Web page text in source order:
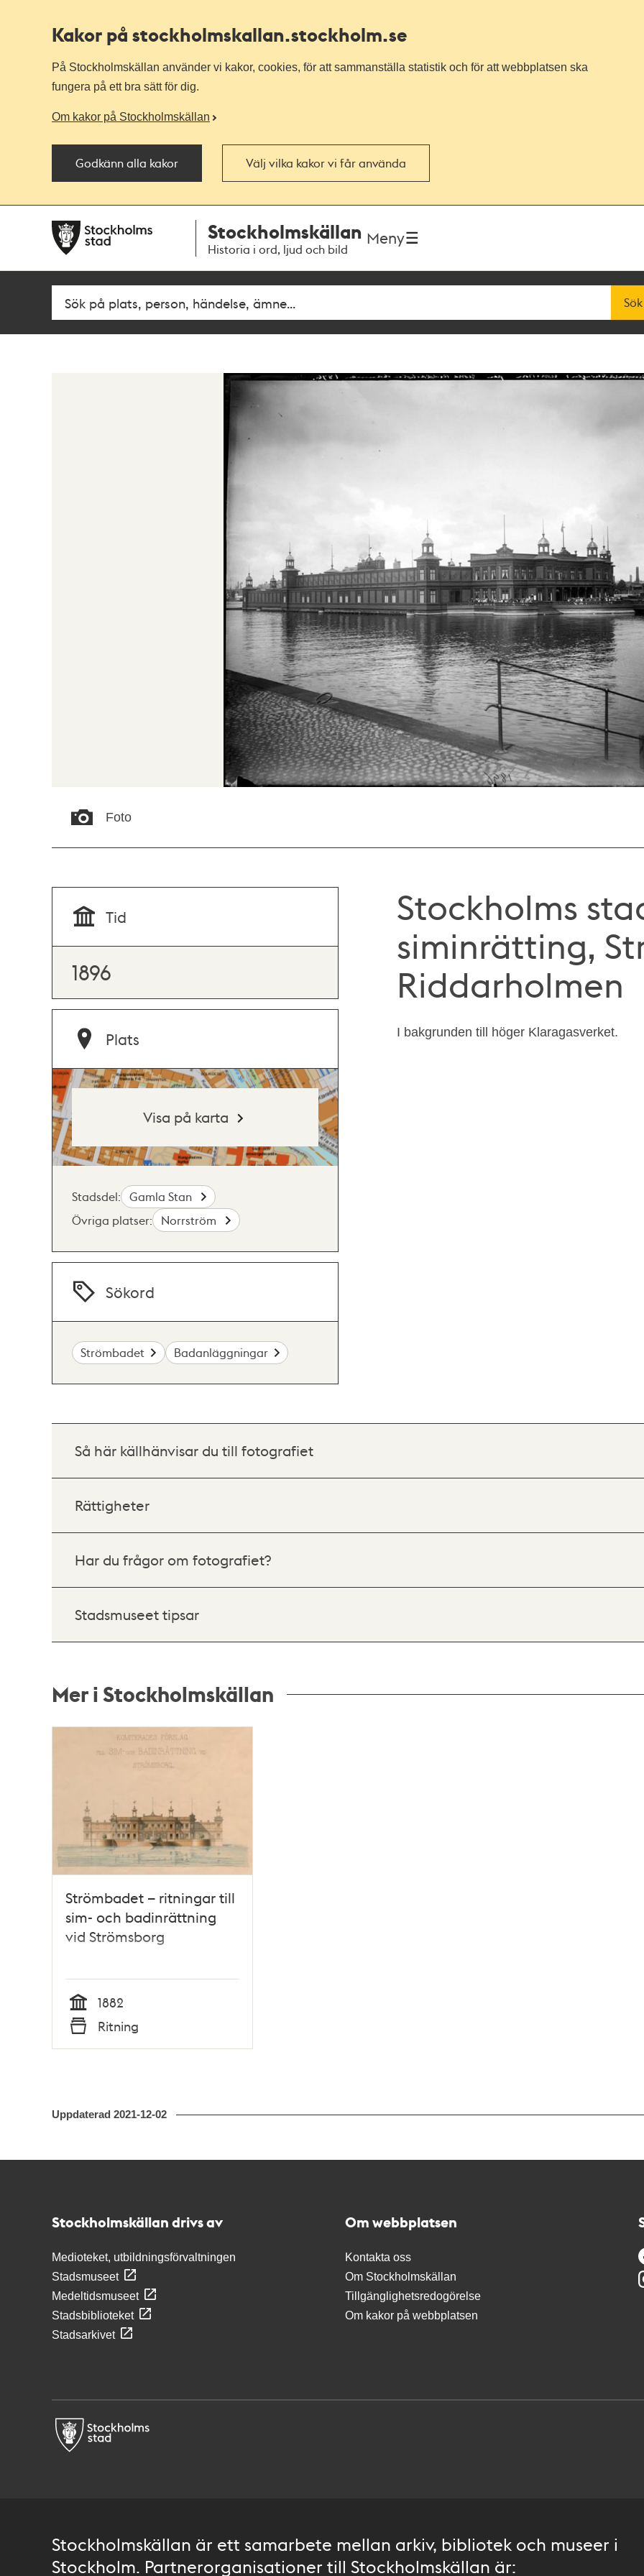
Kakor på stockholmskallan.stockholm.se
På Stockholmskällan använder vi kakor, cookies, för att sammanställa statistik och för att webbplatsen ska
fungera på ett bra sätt för dig.
Om kakor på Stockholmskällan
Godkänn alla kakor Välj vilka kakor vi får använda
navigationen
huvudinnehållet
Stockholmskällan
Historia i ord, ljud och bild
Meny
Fritextsök Sök
Foto
Stockholms
siminrätting,
Riddarholmen
I bakgrunden till höger Klaragasverket.
Tid
1896
Plats
Visa på karta
Stadsdel:
Gamla Stan
Övriga platser:
Norrström
Sökord
Strömbadet Badanläggningar
Så här källhänvisar du till fotografiet
Rättigheter
Har du frågor om fotografiet?
Stadsmuseet tipsar
Mer i Stockholmskällan
Strömbadet – ritningar till
sim- och badinrättning
vid Strömsborg
Tid
1882
Typ
Ritning
Uppdaterad 2021-12-02
Stockholmskällan drivs av
Medioteket, utbildningsförvaltningen
Stadsmuseet
Medeltidsmuseet
Stadsbiblioteket
Stadsarkivet
Om webbplatsen
Kontakta oss
Om Stockholmskällan
Tillgänglighetsredogörelse
Om kakor på webbplatsen
Stockholmskällan är ett samarbete mellan arkiv, bibliotek och museer i
Stockholm. Partnerorganisationer till Stockholmskällan är: